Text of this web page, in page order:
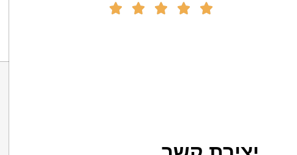




